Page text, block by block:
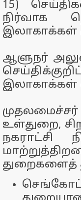
15)
நிர்வாக
இலாகாக்கள்
ஆளுநர்
இலாகாக்கள்
உள்துறை,
நகராட்சி
துறைகளைத்